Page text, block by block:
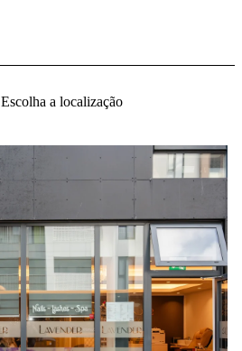
Escolha a localização